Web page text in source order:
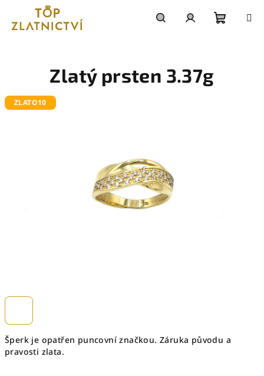
obsah
Šperk je opatřen puncovní značkou. Záruka původu a
pravosti zlata.
Zlatý prsten 3.37g
ZLATO10